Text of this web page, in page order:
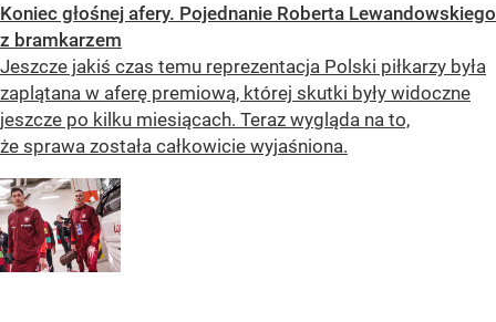
Koniec głośnej afery. Pojednanie Roberta Lewandowskiego
z bramkarzem
Jeszcze jakiś czas temu reprezentacja Polski piłkarzy była
zaplątana w aferę premiową, której skutki były widoczne
jeszcze po kilku miesiącach. Teraz wygląda na to,
że sprawa została całkowicie wyjaśniona.